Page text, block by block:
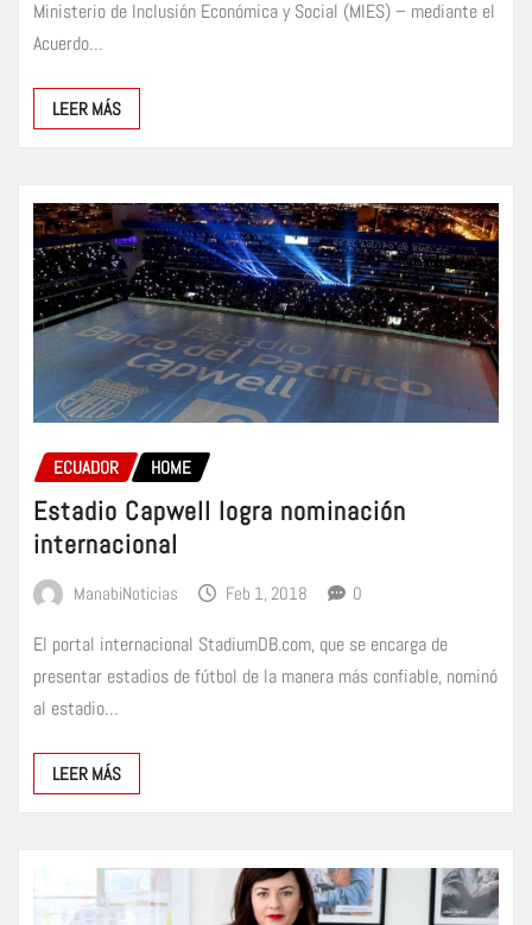
Ministerio de Inclusión Económica y Social (MIES) – mediante el
Acuerdo…
LEER MÁS
ECUADOR HOME
Estadio Capwell logra nominación
internacional
ManabiNoticias Feb 1, 2018 0
El portal internacional StadiumDB.com, que se encarga de
presentar estadios de fútbol de la manera más confiable, nominó
al estadio…
LEER MÁS